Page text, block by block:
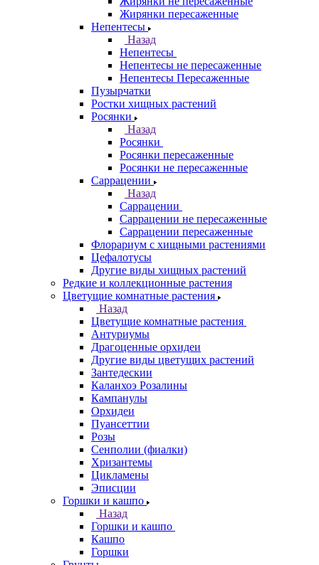
Жирянки пересаженные
Непентесы
Назад
Непентесы
Непентесы не пересаженные
Непентесы Пересаженные
Пузырчатки
Ростки хищных растений
Росянки
Назад
Росянки
Росянки пересаженные
Росянки не пересаженные
Саррацении
Назад
Саррацении
Саррацении не пересаженные
Саррацении пересаженные
Флорариум с хищными растениями
Цефалотусы
Другие виды хищных растений
Редкие и коллекционные растения
Цветущие комнатные растения
Назад
Цветущие комнатные растения
Антуриумы
Драгоценные орхидеи
Другие виды цветущих растений
Зантедескии
Каланхоэ Розалины
Кампанулы
Орхидеи
Пуансеттии
Розы
Сенполии (фиалки)
Хризантемы
Цикламены
Эписции
Горшки и кашпо
Назад
Горшки и кашпо
Кашпо
Горшки